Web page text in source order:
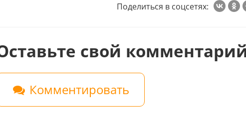
Поделиться в соцсетях:
свой
Комментировать